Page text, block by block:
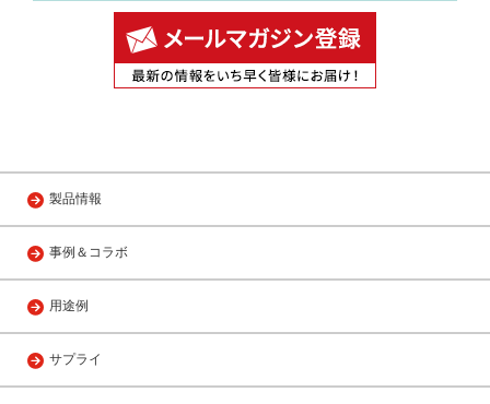
製品情報
事例＆コラボ
用途例
サプライ